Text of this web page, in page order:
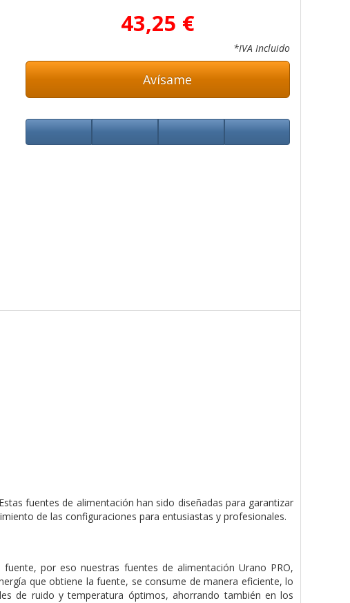
43,25 €
*IVA Incluido
Avísame
fuentes de alimentación han sido diseñadas para garantizar
de las configuraciones para entusiastas y profesionales.
por eso nuestras fuentes de alimentación Urano PRO,
que obtiene la fuente, se consume de manera eficiente, lo
de ruido y temperatura óptimos, ahorrando también en los